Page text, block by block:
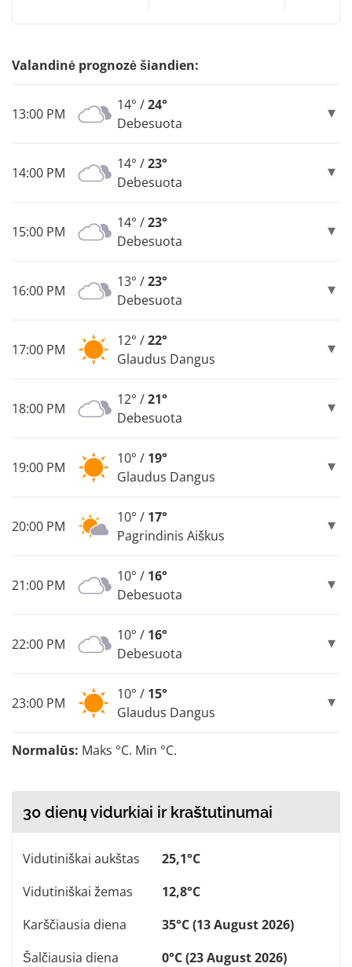
Valandinė prognozė šiandien:
13:00 PM
14° /24°
Debesuota
14:00 PM
14° /23°
Debesuota
15:00 PM
14° /23°
Debesuota
16:00 PM
13° /23°
Debesuota
17:00 PM
12° /22°
Glaudus Dangus
18:00 PM
12° /21°
Debesuota
19:00 PM
10° / 19°
Glaudus Dangus
20:00 PM
10° / 17°
Pagrindinis Aiškus
21:00 PM
10° / 16°
Debesuota
22:00 PM
10° / 16°
Debesuota
23:00 PM
10° / 15°
Glaudus Dangus
Normalūs: Maks °C. Min °C.
30 dienų vidurkiai ir kraštutinumai
Vidutiniškai aukštas
25,1°C
Vidutiniškai žemas
12,8°C
Karščiausia diena
35°C (13 August 2026)
Šalčiausia diena
0°C (23 August 2026)